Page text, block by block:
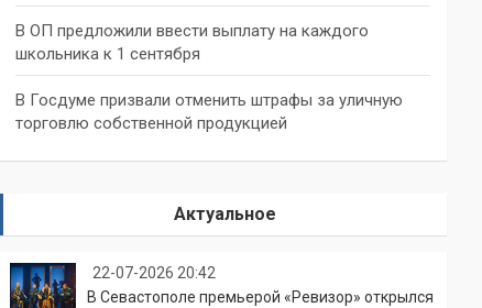
В ОП предложили ввести выплату на каждого
школьника к 1 сентября
В Госдуме призвали отменить штрафы за уличную
торговлю собственной продукцией
Актуальное
22-07-2026 20:42
В Севастополе премьерой «Ревизор» открылся